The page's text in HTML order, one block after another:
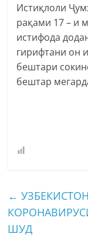
Истиқлоли
рақами 17 – и
истифода
гирифтани он
бештари
бештар
←
ШУД